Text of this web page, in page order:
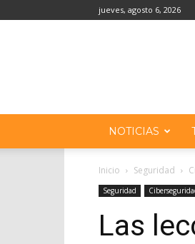
jueves, agosto 6, 2026
NOTICIAS
Inicio Seguridad
Seguridad
Las